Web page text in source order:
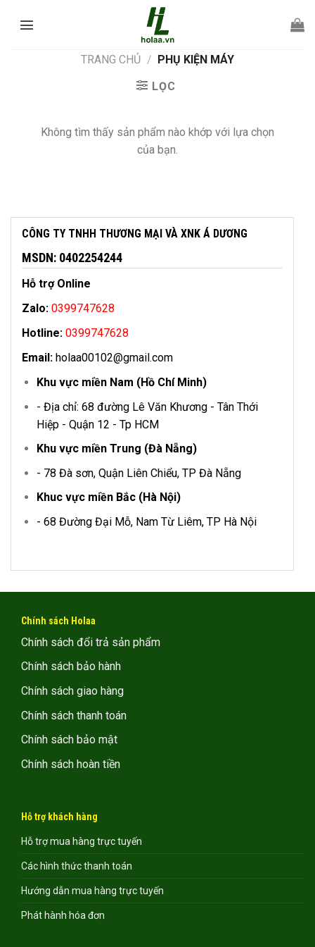
TRANG CHỦ / PHỤ KIỆN MÁY
LỌC
Không tìm thấy sản phẩm nào khớp với lựa chọn
của bạn.
CÔNG TY TNHH THƯƠNG MẠI VÀ XNK Á DƯƠNG
MSDN: 0402254244
Hỗ trợ Online
Zalo: 0399747628
Hotline: 0399747628
Email: holaa00102@gmail.com
Khu vực miền Nam (Hồ Chí Minh)
- Địa chỉ: 68 đường Lê Văn Khương - Tân Thới
Hiệp - Quận 12 - Tp HCM
Khu vực miền Trung (Đà Nẵng)
- 78 Đà sơn, Quận Liên Chiểu, TP Đà Nẵng
Khuc vực miền Bắc (Hà Nội)
- 68 Đường Đại Mỗ, Nam Từ Liêm, TP Hà Nội
Chính sách Holaa
Chính sách đổi trả sản phẩm
Chính sách bảo hành
Chính sách giao hàng
Chính sách thanh toán
Chính sách bảo mật
Chính sách hoàn tiền
Hỗ trợ khách hàng
Hỗ trợ mua hàng trực tuyến
Các hình thức thanh toán
Hướng dẫn mua hàng trực tuyến
Phát hành hóa đơn